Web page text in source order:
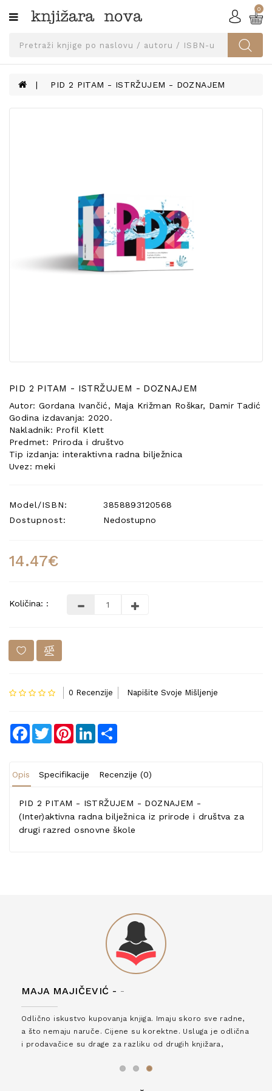
Kategorije
SVEUČILIŠNA
UDŽBENICI
KNJIGE
0
PID 2 PITAM - ISTRŽUJEM - DOZNAJEM
PID 2 PITAM - ISTRŽUJEM - DOZNAJEM
Autor: Gordana Ivančić, Maja Križman Roškar, Damir Tadić
Godina izdavanja: 2020.
Nakladnik: Profil Klett
Predmet: Priroda i društvo
Tip izdanja: interaktivna radna bilježnica
Uvez: meki
Model/ISBN:
3858893120568
Dostupnost:
Nedostupno
14.47€
Količina: :
0 Recenzije Napišite Svoje Mišljenje
Facebook
TwitterPinterestLinkedIn
Opis Specifikacije Recenzije (0)
PID 2 PITAM - ISTRŽUJEM - DOZNAJEM -
(Inter)aktivna radna bilježnica iz prirode i društva za
drugi razred osnovne škole
MAJA MAJIČEVIĆ - -
Odlično iskustvo kupovanja knjiga. Imaju skoro sve radne,
a što nemaju naruče. Cijene su korektne. Usluga je odlična
i prodavačice su drage za razliku od drugih knjižara,